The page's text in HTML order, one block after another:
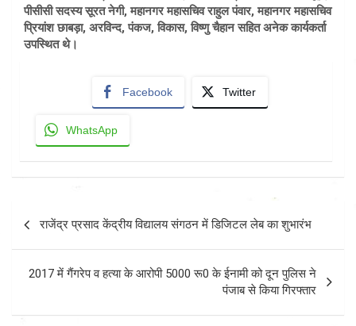
पीसीसी सदस्य सूरत नेगी, महानगर महासचिव राहुल पंवार, महानगर महासचिव
प्रियांश छाबड़ा, अरविन्द, पंकज, विकास, विष्णु चैहान सहित अनेक कार्यकर्ता
उपस्थित थे।
Facebook Twitter
WhatsApp
Post
navigation
राजेंद्र प्रसाद केंद्रीय विद्यालय संगठन में डिजिटल लेब का शुभारंभ
2017 में गैंगरेप व हत्या के आरोपी 5000 रू0 के ईनामी को दून पुलिस ने
पंजाब से किया गिरफ्तार